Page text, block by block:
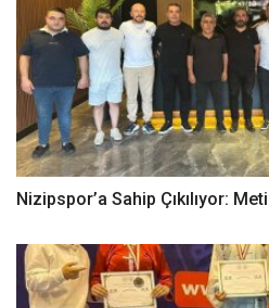
Nizipspor’a Sahip Çıkılıyor: